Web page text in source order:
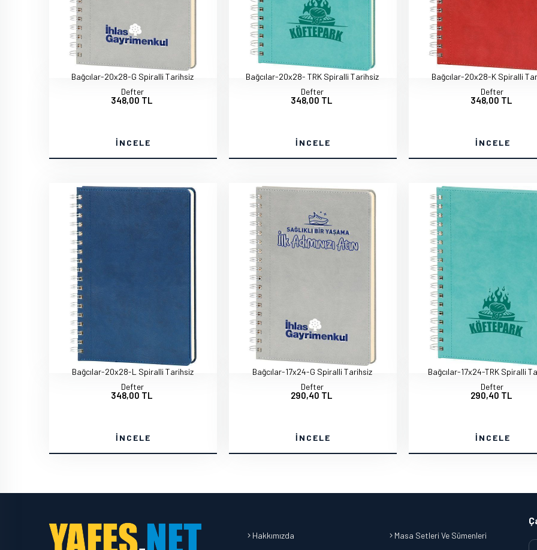
Bağcılar-20x28-G Spiralli Tarihsiz
Defter
348,00 TL
İNCELE
Bağcılar-20x28- TRK Spiralli Tarihsiz
Defter
348,00 TL
İNCELE
Bağcılar-20x28-K Spiralli
Defter
348,00 TL
İNCELE
Bağcılar-20x28-L Spiralli Tarihsiz
Defter
348,00 TL
İNCELE
Bağcılar-17x24-G Spiralli Tarihsiz
Defter
290,40 TL
İNCELE
Bağcılar-17x24-TRK Spiralli
Defter
290,40 TL
İNCELE
Hakkımızda Masa Setleri Ve Sümenleri